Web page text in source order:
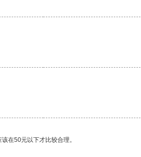
在50元以下才比较合理。